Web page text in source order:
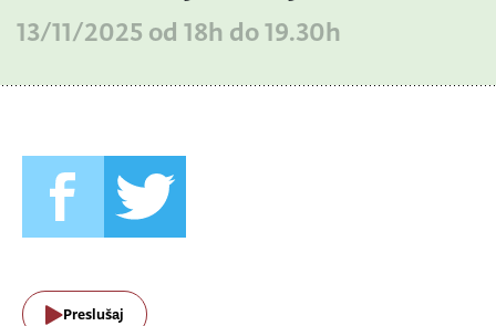
13/11/2025 od 18h do 19.30h
Preslušaj